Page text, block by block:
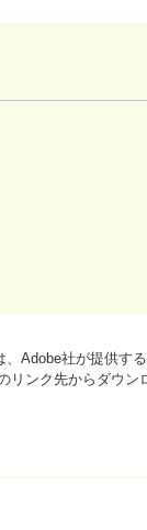
Adobe社が提供す
リンク先からダウン